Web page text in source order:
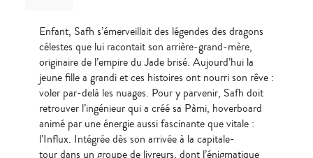
Enfant, Safh s’émerveillait des légendes des dragons
célestes que lui racontait son arrière-grand-mère,
originaire de l’empire du Jade brisé. Aujourd’hui la
jeune fille a grandi et ces histoires ont nourri son rêve :
voler par-delà les nuages. Pour y parvenir, Safh doit
retrouver l’ingénieur qui a créé sa Pàmi, hoverboard
animé par une énergie aussi fascinante que vitale :
l’Influx. Intégrée dès son arrivée à la capitale-
tour dans un groupe de livreurs, dont l’énigmatique